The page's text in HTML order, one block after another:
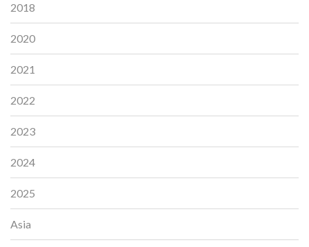
2018
2020
2021
2022
2023
2024
2025
Asia